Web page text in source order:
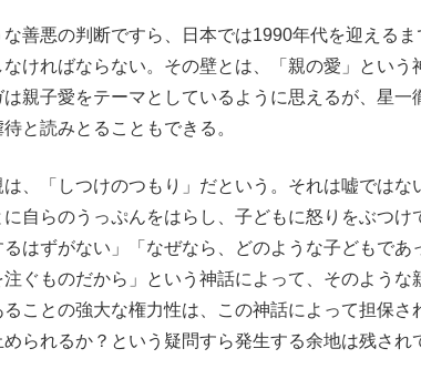
善悪の判断ですら、日本では1990年代を迎える
ければならない。その壁とは、「親の愛」という
親子愛をテーマとしているように思えるが、星一
と読みとることもできる。
、「しつけのつもり」だという。それは嘘ではな
自らのうっぷんをはらし、子どもに怒りをぶつけ
はずがない」「なぜなら、どのような子どもであ
ぐものだから」という神話によって、そのよう
ことの強大な権力性は、この神話によって担保さ
られるか？という疑問すら発生する余地は残され